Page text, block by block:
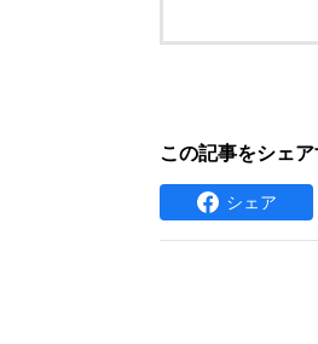
この記事をシェア
シェア